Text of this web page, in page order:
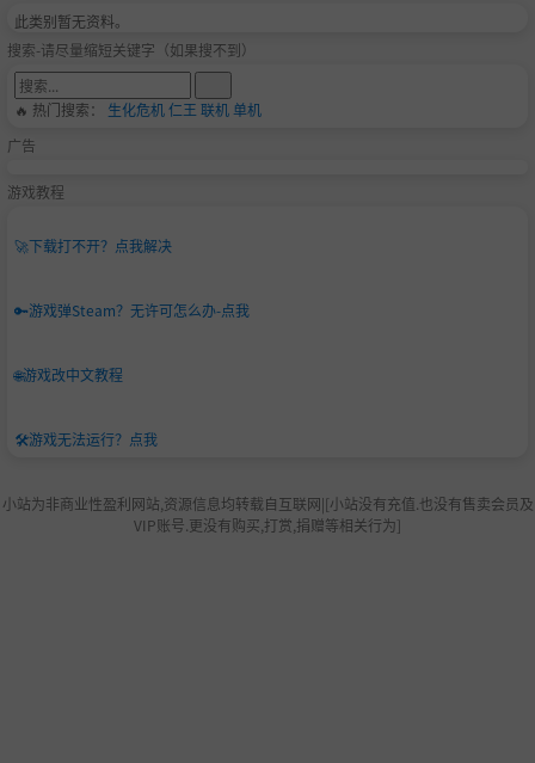
此类别暂无资料。
搜索-请尽量缩短关键字（如果搜不到）
🔥 热门搜索： 生化危机仁王 联机单机
广告
游戏教程
🚀下载打不开？点我解决
🔑游戏弹Steam？无许可怎么办-点我
🌐游戏改中文教程
🛠️游戏无法运行？点我
小站为非商业性盈利网站,资源信息均转载自互联网|[小站没有充值.也没有售卖会员及
VIP账号.更没有购买,打赏,捐赠等相关行为]